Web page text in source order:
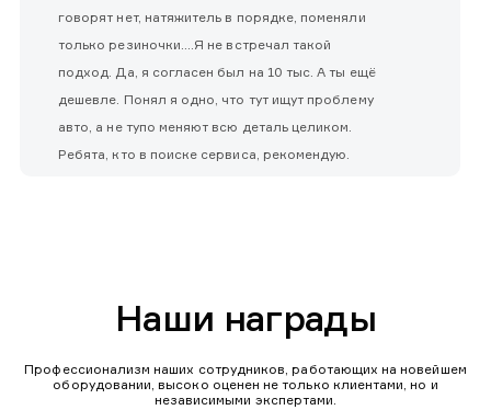
говорят нет, натяжитель в порядке, поменяли
только резиночки....Я не встречал такой
подход. Да, я согласен был на 10 тыс. А ты ещё
дешевле. Понял я одно, что тут ищут проблему
авто, а не тупо меняют всю деталь целиком.
Ребята, кто в поиске сервиса, рекомендую.
Наши награды
Профессионализм наших сотрудников, работающих на новейшем
оборудовании, высоко оценен не только клиентами, но и
независимыми экспертами.